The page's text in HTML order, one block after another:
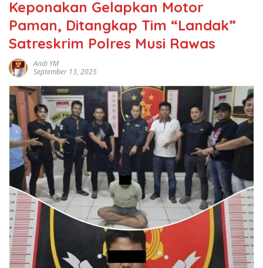
Keponakan Gelapkan Motor
Paman, Ditangkap Tim “Landak”
Satreskrim Polres Musi Rawas
Andi YM
September 13, 2025